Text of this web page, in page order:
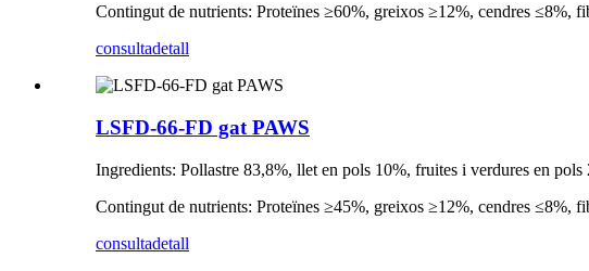
Contingut de nutrients: Proteïnes ≥60%, greixos ≥12%, cendres ≤8%,
consultadetall
LSFD-66-FD gat PAWS
Ingredients: Pollastre 83,8%, llet en pols 10%, fruites i verdures en
Contingut de nutrients: Proteïnes ≥45%, greixos ≥12%, cendres ≤8%,
consultadetall